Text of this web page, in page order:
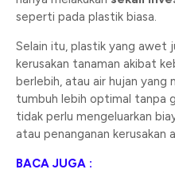
seperti pada plastik biasa.
Selain itu, plastik yang awet
kerusakan tanaman akibat
berlebih, atau air hujan yang
tumbuh lebih optimal tanpa
tidak perlu mengeluarkan
atau penanganan kerusakan
BACA JUGA :